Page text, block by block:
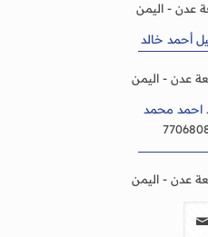
عدن - اليمن
أحمد خالد
عدن - اليمن
احمد محمد
عدن - اليمن